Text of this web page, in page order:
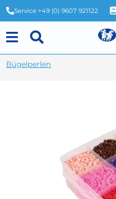
Service +49 (0) 9607 921122
Bügelperlen